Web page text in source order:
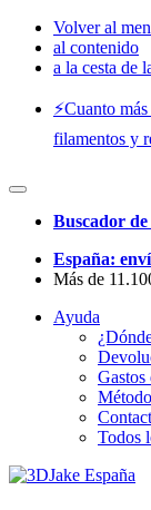
Volver al
al contenido
a la cesta de
⚡️Cuanto
filamentos y
Buscador de
España:
Más de
Ayuda
Gastos
Todos